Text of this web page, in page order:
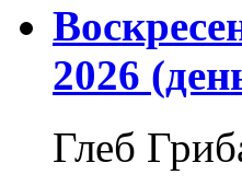
2026
Глеб